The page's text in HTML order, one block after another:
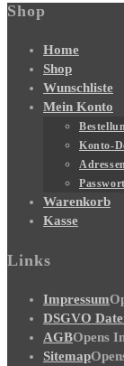
Shop
Home
Shop
Wunschliste
Mein Konto
Konto-
Adressen
Warenkorb
Kasse
Links
Impressum
DSGVO
AGBOpens
Sitemap